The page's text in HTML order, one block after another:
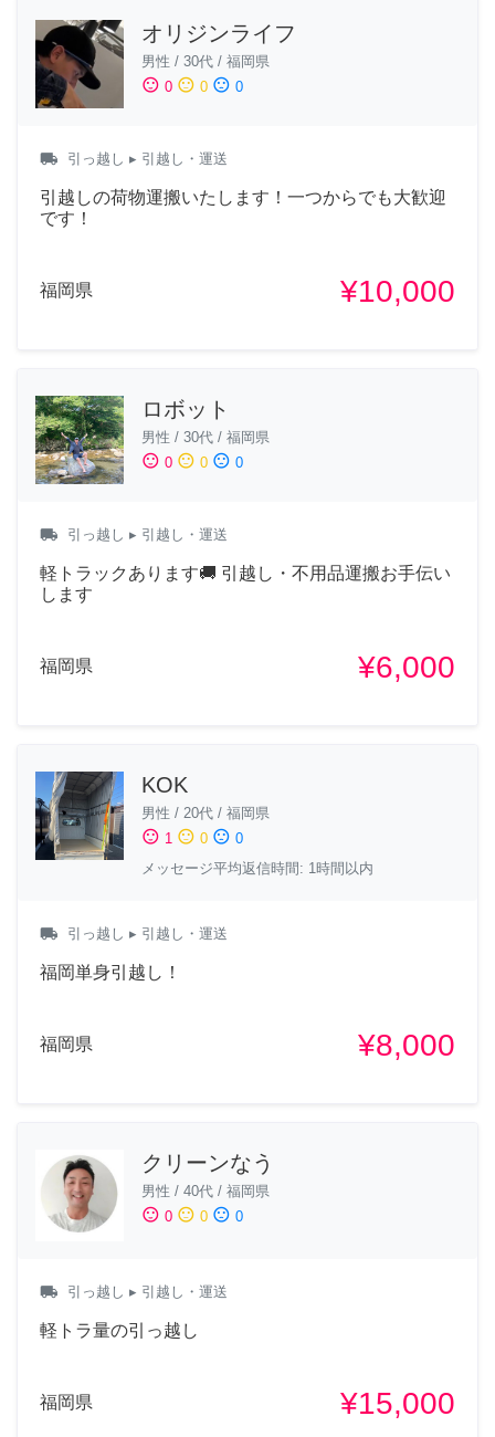
オリジンライフ
男性 / 30代 / 福岡県
sentiment_satisfied 0 sentiment_neutral 0 sentiment_dissatisfied 0
local_shipping 引っ越し ▸ 引越し・運送
引越しの荷物運搬いたします！一つからでも大歓迎
です！
福岡県 ¥10,000
ロボット
男性 / 30代 / 福岡県
sentiment_satisfied 0 sentiment_neutral 0 sentiment_dissatisfied 0
local_shipping 引っ越し ▸ 引越し・運送
軽トラックあります🚚 引越し・不用品運搬お手伝い
します
福岡県 ¥6,000
KOK
男性 / 20代 / 福岡県
sentiment_satisfied 1 sentiment_neutral 0 sentiment_dissatisfied 0
メッセージ平均返信時間: 1時間以内
local_shipping 引っ越し ▸ 引越し・運送
福岡単身引越し！
福岡県 ¥8,000
クリーンなう
男性 / 40代 / 福岡県
sentiment_satisfied 0 sentiment_neutral 0 sentiment_dissatisfied 0
local_shipping 引っ越し ▸ 引越し・運送
軽トラ量の引っ越し
福岡県 ¥15,000